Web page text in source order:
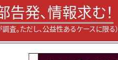
告発、情報求む！
査。ただし、公益性あるケースに限る）